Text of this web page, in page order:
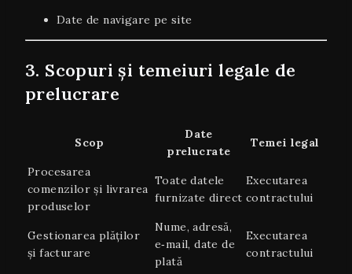
Date de navigare pe site
3. Scopuri și temeiuri legale de
prelucrare
Scop
Date
prelucrate
Temei legal
Procesarea
comenzilor și livrarea
produselor
Toate datele
furnizate direct
Executarea
contractului
Gestionarea plăților
și facturare
Nume, adresă,
e‑mail, date de
plată
Executarea
contractului